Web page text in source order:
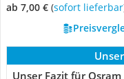
ab 7,00 € ( Sofort lieferbar
Unser Fazit für Osram